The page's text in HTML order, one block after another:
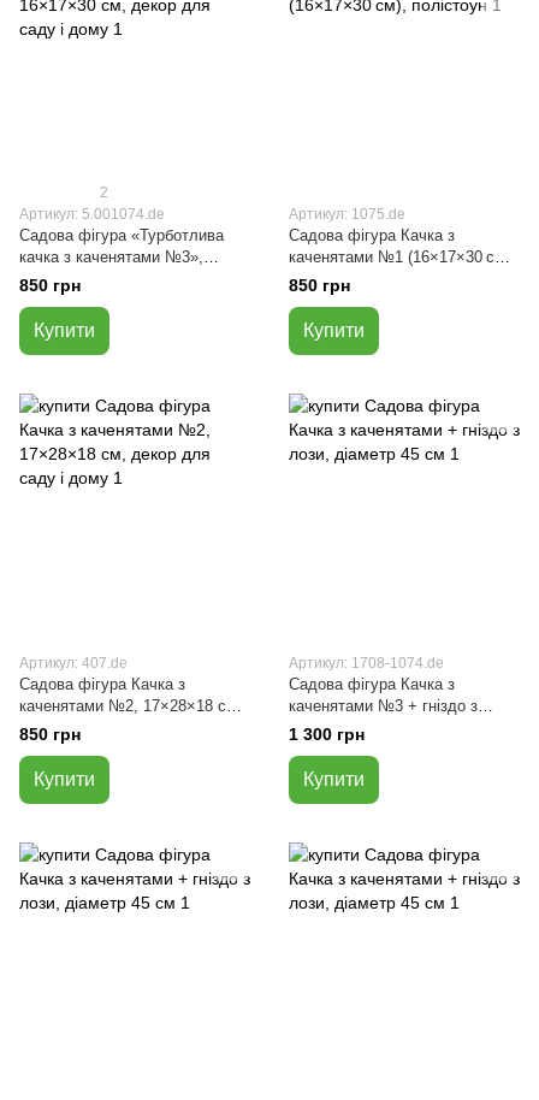
2
Артикул: 5.001074.de
Садова фігура «Турботлива
качка з каченятами №3»,
16×17×30 см, полістоун
850 грн
Купити
Артикул: 1075.de
Садова фігура Качка з
каченятами №1 (16×17×30 см),
полістоун
850 грн
Купити
Артикул: 407.de
Садова фігура Качка з
каченятами №2, 17×28×18 см,
декор для саду і дому
850 грн
Купити
Артикул: 1708-1074.de
Садова фігура Качка з
каченятами №3 + гніздо з
лози, діаметр 45 см
1 300 грн
Купити